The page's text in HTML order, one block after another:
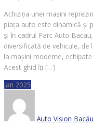
Achiziția unei mașini
piața auto este dinamică și
și în cadrul Parc Auto
diversificată de vehicule,
la mașini moderne,
Acest ghid îți […]
Jan 2025
Auto Vision Bacău